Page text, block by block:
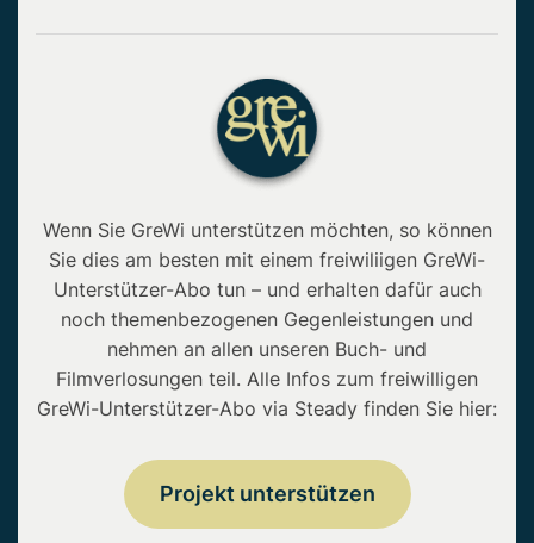
Wenn Sie GreWi unterstützen möchten, so können
Sie dies am besten mit einem freiwiliigen GreWi-
Unterstützer-Abo tun – und erhalten dafür auch
noch themenbezogenen Gegenleistungen und
nehmen an allen unseren Buch- und
Filmverlosungen teil. Alle Infos zum freiwilligen
GreWi-Unterstützer-Abo via Steady finden Sie hier:
Projekt unterstützen